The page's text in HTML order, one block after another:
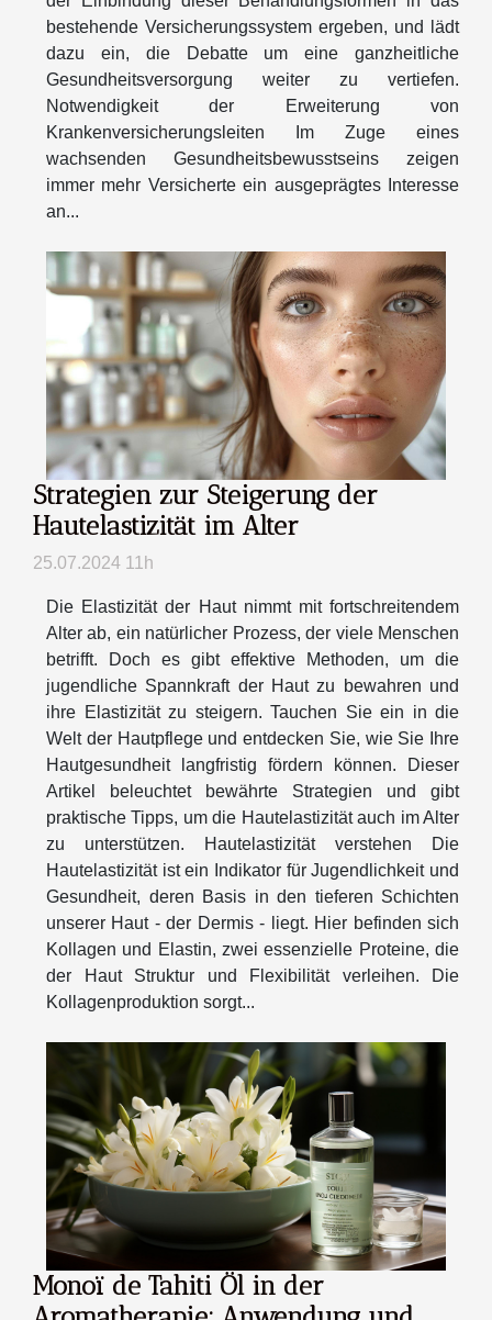
bestehende Versicherungssystem ergeben, und lädt
dazu ein, die Debatte um eine ganzheitliche
Gesundheitsversorgung weiter zu vertiefen.
Notwendigkeit der Erweiterung von
Krankenversicherungsleiten Im Zuge eines
wachsenden Gesundheitsbewusstseins zeigen
immer mehr Versicherte ein ausgeprägtes Interesse
an...
Strategien zur Steigerung der
Hautelastizität im Alter
25.07.2024 11h
Die Elastizität der Haut nimmt mit fortschreitendem
Alter ab, ein natürlicher Prozess, der viele Menschen
betrifft. Doch es gibt effektive Methoden, um die
jugendliche Spannkraft der Haut zu bewahren und
ihre Elastizität zu steigern. Tauchen Sie ein in die
Welt der Hautpflege und entdecken Sie, wie Sie Ihre
Hautgesundheit langfristig fördern können. Dieser
Artikel beleuchtet bewährte Strategien und gibt
praktische Tipps, um die Hautelastizität auch im Alter
zu unterstützen. Hautelastizität verstehen Die
Hautelastizität ist ein Indikator für Jugendlichkeit und
Gesundheit, deren Basis in den tieferen Schichten
unserer Haut - der Dermis - liegt. Hier befinden sich
Kollagen und Elastin, zwei essenzielle Proteine, die
der Haut Struktur und Flexibilität verleihen. Die
Kollagenproduktion sorgt...
Monoï de Tahiti Öl in der